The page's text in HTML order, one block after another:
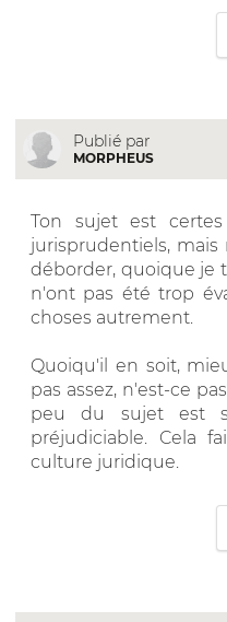
Publié par
MORPHEUS
Ton sujet est
jurisprudentiels,
déborder, quoique je
n'ont pas été trop
choses autrement.
Quoiqu'il en soit,
pas assez, n'est-ce
peu du sujet est
préjudiciable. Cela
culture juridique.